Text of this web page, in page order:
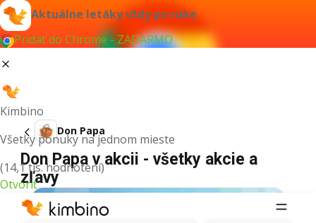
Aktuálne letáky vždy po ruke
Pridať do Chrome - ZADARMO
Kimbino
Všetky ponuky na jednom mieste
(14,1 tis. hodnotení)
Otvoriť
Don Papa
Don Papa v akcii - všetky akcie a
zľavy